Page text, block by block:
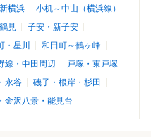
新横浜
小机～中山（横浜線）
鶴見
子安・新子安
・星川
和田町～鶴ヶ峰
線・中田周辺
戸塚・東戸塚
永谷
磯子・根岸・杉田
金沢八景・能見台